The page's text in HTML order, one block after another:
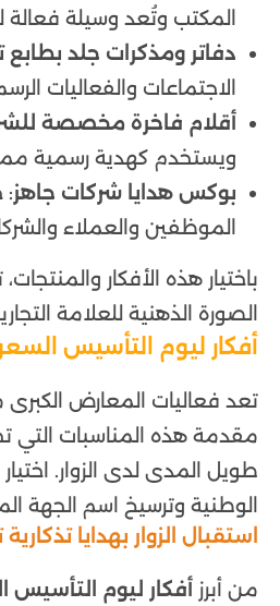
المكتب وتُعد وسيلة فعالة
دفاتر ومذكرات جلد بطابع
الاجتماعات والفعاليات
أقلام فاخرة مخصصة
ويستخدم كهدية رسمية
بوكس هدايا شركات جاهز:
الموظفين والعملاء
باختيار هذه الأفكار
الصورة الذهنية للعلامة
أفكار ليوم التأسيس
تعد فعاليات المعارض الكبرى
مقدمة هذه المناسبات التي
طويل المدى لدى الزوار.
الوطنية وترسيخ اسم الجهة
استقبال الزوار بهدايا
من أبرز أفكار ليوم